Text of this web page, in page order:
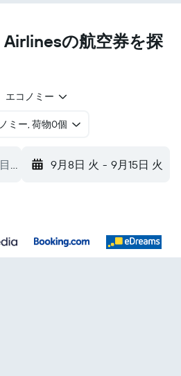
の航空券を探
エコノミー
ミー, 荷物0個
目的地 9月8日 火 - 9月15日 火